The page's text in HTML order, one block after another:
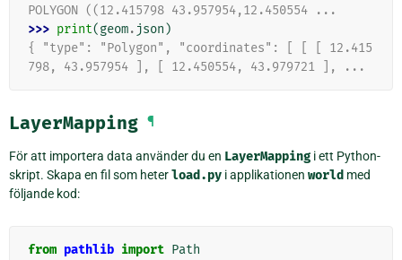
POLYGON ((12.415798 43.957954,12.450554 ...
>>> print(geom. json )
{ "type": "Polygon", "coordinates": [ [ [ 12.415
798, 43.957954 ], [ 12.450554, 43.979721 ], ...
LayerMapping ¶
För att importera data använder du en LayerMapping i ett Python-
skript. Skapa en fil som heterload.py i applikationen world med
följande kod:
from pathlib import Path